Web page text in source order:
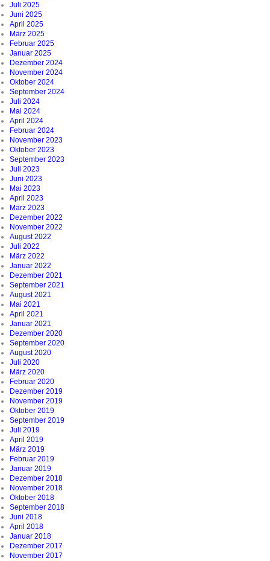
Juli 2025
Juni 2025
April 2025
März 2025
Februar 2025
Januar 2025
Dezember 2024
November 2024
Oktober 2024
September 2024
Juli 2024
Mai 2024
April 2024
Februar 2024
November 2023
Oktober 2023
September 2023
Juli 2023
Juni 2023
Mai 2023
April 2023
März 2023
Dezember 2022
November 2022
August 2022
Juli 2022
März 2022
Januar 2022
Dezember 2021
September 2021
August 2021
Mai 2021
April 2021
Januar 2021
Dezember 2020
September 2020
August 2020
Juli 2020
März 2020
Februar 2020
Dezember 2019
November 2019
Oktober 2019
September 2019
Juli 2019
April 2019
März 2019
Februar 2019
Januar 2019
Dezember 2018
November 2018
Oktober 2018
September 2018
Juni 2018
April 2018
Januar 2018
Dezember 2017
November 2017